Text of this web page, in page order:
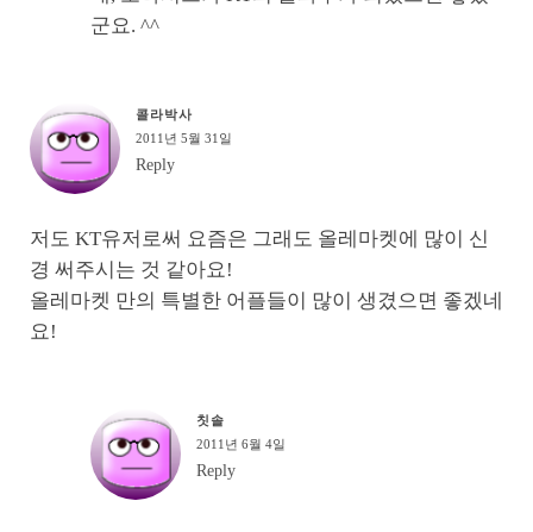
군요. ^^
콜라박사
2011년 5월 31일
Reply
저도 KT유저로써 요즘은 그래도 올레마켓에 많이 신
경 써주시는 것 같아요!
올레마켓 만의 특별한 어플들이 많이 생겼으면 좋겠네
요!
칫솔
2011년 6월 4일
Reply